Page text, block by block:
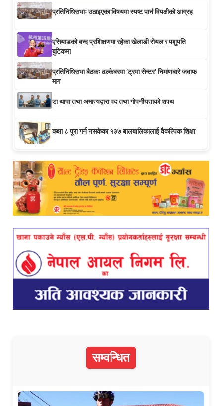
प्रतिनिधिसभाः उठाइएका विषयमा स्पष्ट पार्न विपक्षीको आग्रह
एसियाडको बन्द प्रशिक्षणमा रहेका खेलाडी रोयल र पशुपति
बुटिकमा
प्रतिनिधिसभा बैठकः ढल्केबरमा ‘ट्रमा सेन्टर’ निर्माणबारे जवाफ
माग
डा थापा तथा अमात्यद्वारा पद तथा गोपनीयताको शपथ
कक्षा ८ पूरा गर्न नसकेका १३७ बालबालिकालाई वैकल्पिक शिक्षा
सम्वन्धित